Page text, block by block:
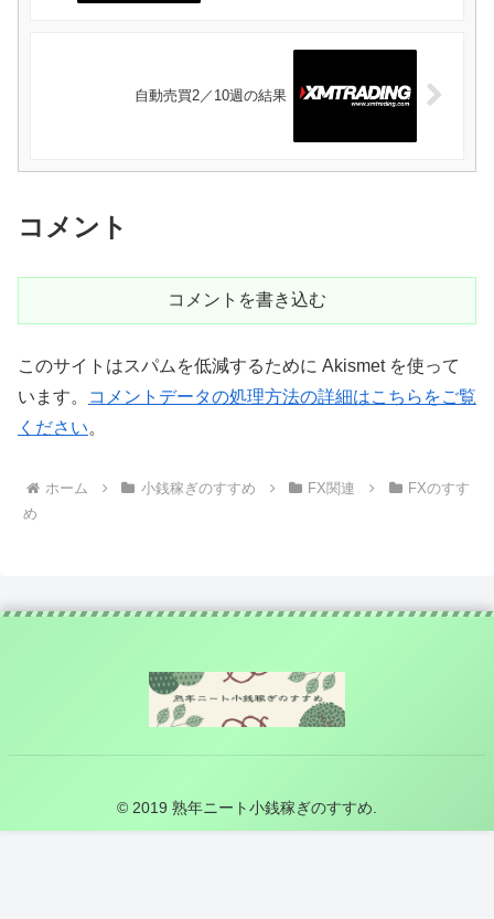
自動売買2／10週の結果
コメント
コメントを書き込む
このサイトはスパムを低減するために Akismet を使って
います。
コメントデータの処理方法の詳細はこちらをご覧
ください。
ホーム 小銭稼ぎのすすめ FX関連
FXのすす
め
© 2019 熟年ニート小銭稼ぎのすすめ.